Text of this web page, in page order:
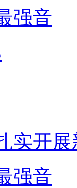
强音
实开
强音